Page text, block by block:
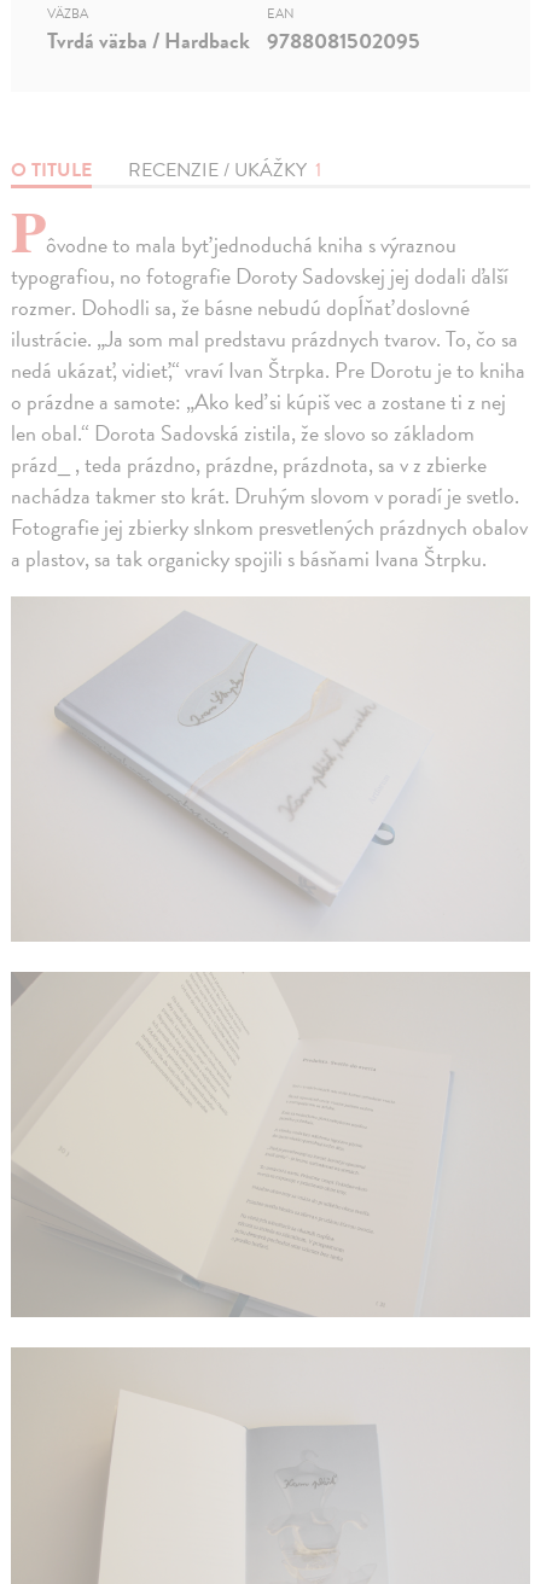
O TITULE RECENZIE / UKÁŽKY 1
Pôvodne to mala byť jednoduchá kniha s výraznou
typografiou, no fotografie Doroty Sadovskej jej dodali ďalší
rozmer. Dohodli sa, že básne nebudú dopĺňať doslovné
ilustrácie. „Ja som mal predstavu prázdnych tvarov. To, čo sa
nedá ukázať, vidieť,“ vraví Ivan Štrpka. Pre Dorotu je to kniha
o prázdne a samote: „Ako keď si kúpiš vec a zostane ti z nej
len obal.“ Dorota Sadovská zistila, že slovo so základom
prázd_ , teda prázdno, prázdne, prázdnota, sa v z zbierke
nachádza takmer sto krát. Druhým slovom v poradí je svetlo.
Fotografie jej zbierky slnkom presvetlených prázdnych obalov
a plastov, sa tak organicky spojili s básňami Ivana Štrpku.
VÄZBA
Tvrdá väzba / Hardback
EAN
9788081502095